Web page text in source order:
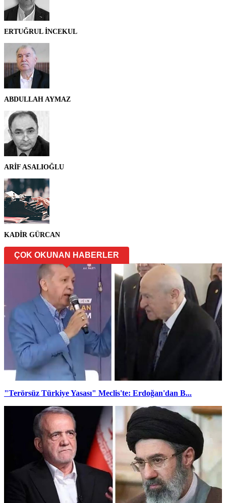
ERTUĞRUL İNCEKUL
ABDULLAH AYMAZ
ARİF ASALIOĞLU
KADİR GÜRCAN
ÇOK OKUNAN HABERLER
"Terörsüz Türkiye Yasası" Meclis'te: Erdoğan'dan B...